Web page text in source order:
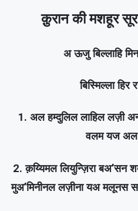
क़ुरान की मशहूर
अ ऊजु बिल्लाहि
बिस्मिल्ला हिर
1. अल हम्दुलिल लाहिल लज़ी
वलम यज अल
2. क़य्यिमल लियुन्ज़िरा बअ’सन
मुअ’मिनीनल लज़ीना यअ मलूनस